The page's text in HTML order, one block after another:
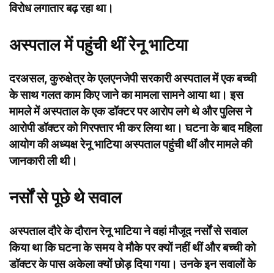
विरोध लगातार बढ़ रहा था।
अस्पताल में पहुंची थीं रेनू भाटिया
दरअसल, कुरुक्षेत्र के एलएनजेपी सरकारी अस्पताल में एक बच्ची
के साथ गलत काम किए जाने का मामला सामने आया था। इस
मामले में अस्पताल के एक डॉक्टर पर आरोप लगे थे और पुलिस ने
आरोपी डॉक्टर को गिरफ्तार भी कर लिया था। घटना के बाद महिला
आयोग की अध्यक्ष रेनू भाटिया अस्पताल पहुंची थीं और मामले की
जानकारी ली थी।
नर्सों से पूछे थे सवाल
अस्पताल दौरे के दौरान रेनू भाटिया ने वहां मौजूद नर्सों से सवाल
किया था कि घटना के समय वे मौके पर क्यों नहीं थीं और बच्ची को
डॉक्टर के पास अकेला क्यों छोड़ दिया गया। उनके इन सवालों के